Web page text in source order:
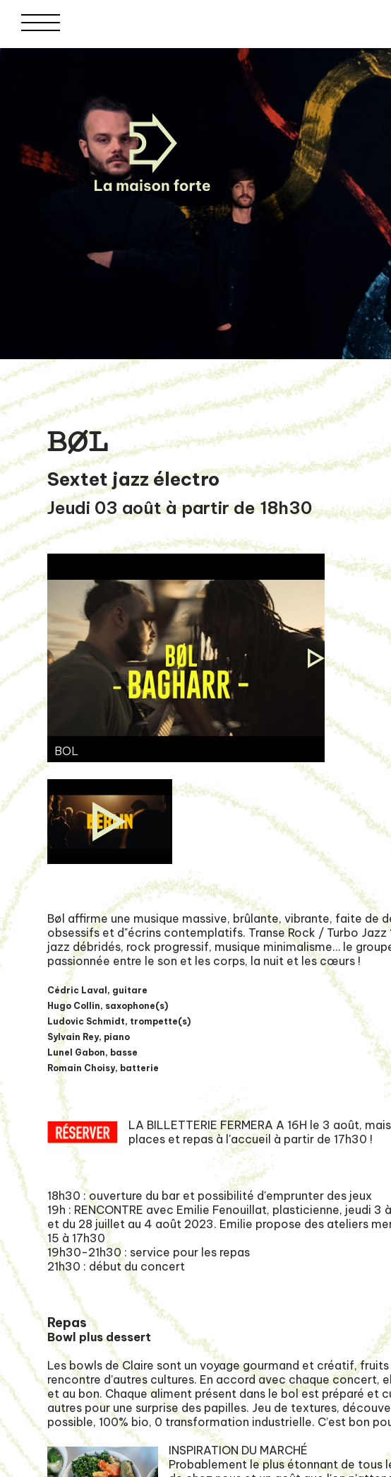
BØL
Sextet jazz électro
Jeudi 03 août à partir de 18h30
BOL
Villeneuve-sur-lot Lot-et garonne Agen Aquitaine Tiers lieu Vallée du Lot Ruralité Villeneuvois sortir culture
Bøl affirme une musique massive, brûlante, vibrante, faite de
obsessifs et d"écrins contemplatifs. Transe Rock / Turbo Jazz
jazz débridés, rock progressif, musique minimalisme… le
passionnée entre le son et les corps, la nuit et les cœurs !
Cédric Laval, guitare
Hugo Collin, saxophone(s)
Ludovic Schmidt, trompette(s)
Sylvain Rey, piano
Lunel Gabon, basse
Romain Choisy, batterie
LA BILLETTERIE FERMERA A 16H le 3 août,
places et repas à l'accueil à partir de 17h30 !
18h30 : ouverture du bar et possibilité d'emprunter des jeux
19h : RENCONTRE avec Emilie Fenouillat, plasticienne, jeudi 3
et du 28 juillet au 4 août 2023. Emilie propose des ateliers
15 à 17h30
19h30-21h30 : service pour les repas
21h30 : début du concert
Repas
Bowl plus dessert
Les bowls de Claire sont un voyage gourmand et créatif,
rencontre d’autres cultures. En accord avec chaque concert,
et au bon. Chaque aliment présent dans le bol est préparé et
autres pour une surprise des papilles. Jeu de textures,
possible, 100% bio, 0 transformation industrielle. C’est bon
INSPIRATION DU MARCHÉ
Probablement le plus étonnant de tous